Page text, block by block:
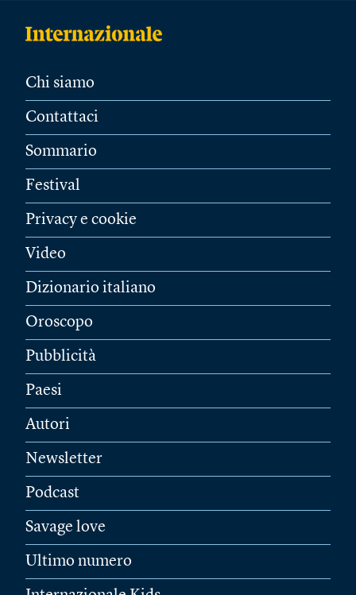
Chi siamo
Contattaci
Sommario
Festival
Privacy e cookie
Video
Dizionario italiano
Oroscopo
Pubblicità
Paesi
Autori
Newsletter
Podcast
Savage love
Ultimo numero